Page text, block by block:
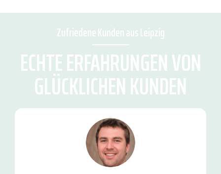
Zufriedene Kunden aus Leipzig
ECHTE ERFAHRUNGEN VON
GLÜCKLICHEN KUNDEN